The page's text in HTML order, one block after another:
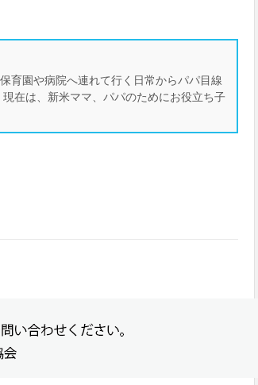
育園や病院へ連れて行く日常からパパ目線
在は、新米ママ、パパのためにお役立ち子